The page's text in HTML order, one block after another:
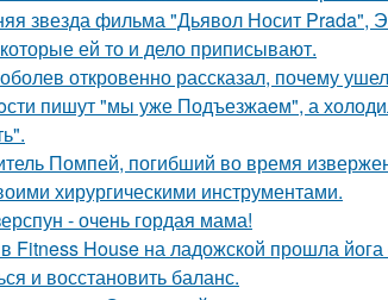
звезда фильма "Дьявол Носит Prada",
ей то и дело приписывают.
откровенно рассказал, почему
пишут "мы уже Подъезжаeм", а
Помпей, погибший во время
хирургическими инструментами.
- очень гордая мама!
Fitness House на ладожской прошла
и восстановить баланс.